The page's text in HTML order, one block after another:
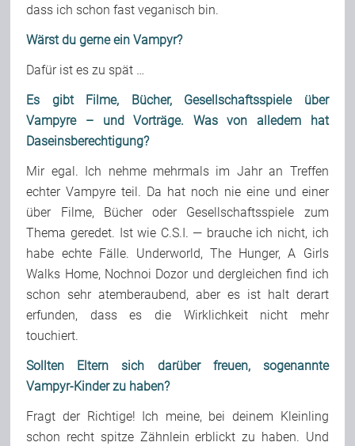
dass ich schon fast veganisch bin.
Wärst du gerne ein Vampyr?
Dafür ist es zu spät …
Es gibt Filme, Bücher, Gesellschaftsspiele über
Vampyre – und Vorträge. Was von alledem hat
Daseinsberechtigung?
Mir egal. Ich nehme mehrmals im Jahr an Treffen
echter Vampyre teil. Da hat noch nie eine und einer
über Filme, Bücher oder Gesellschaftsspiele zum
Thema geredet. Ist wie C.S.I. — brauche ich nicht, ich
habe echte Fälle. Underworld, The Hunger, A Girls
Walks Home, Nochnoi Dozor und dergleichen find ich
schon sehr atemberaubend, aber es ist halt derart
erfunden, dass es die Wirklichkeit nicht mehr
touchiert.
Sollten Eltern sich darüber freuen, sogenannte
Vampyr-Kinder zu haben?
Fragt der Richtige! Ich meine, bei deinem Kleinling
schon recht spitze Zähnlein erblickt zu haben. Und